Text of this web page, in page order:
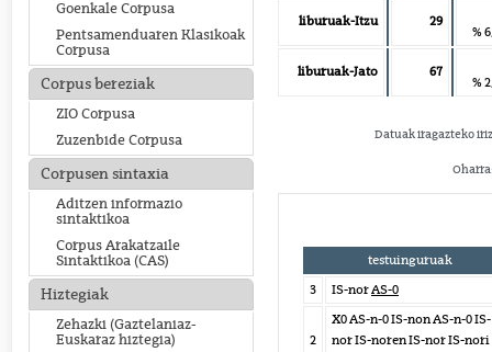
Goenkale Corpusa
Pentsamenduaren Klasikoak
Corpusa
Corpus bereziak
ZIO Corpusa
Zuzenbide Corpusa
Corpusen sintaxia
Aditzen informazio
sintaktikoa
Corpus Arakatzaile
Sintaktikoa (CAS)
Hiztegiak
Zehazki (Gaztelaniaz-
Euskaraz hiztegia)
liburuak-Itzu 29
%
liburuak-Jato 67
%
Datuak iragazteko
testuinguruak
3
IS-norAS-0
2
X0 AS-n-0 IS-non AS-n-0 IS-
nor IS-noren IS-nor IS-nori